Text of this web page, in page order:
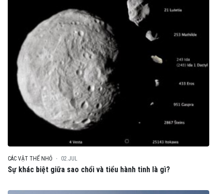
CÁC VẬT THỂ NHỎ 02.JUL
Sự khác biệt giữa sao chổi và tiểu hành tinh là gì?